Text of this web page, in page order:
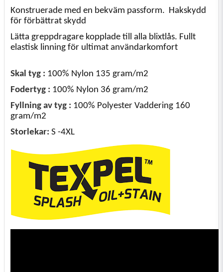
Konstruerade med en bekväm passform. Hakskydd
för förbättrat skydd
Lätta greppdragare kopplade till alla blixtlås. Fullt
elastisk linning för ultimat användarkomfort
Skal tyg : 100% Nylon 135 gram/m2
Fodertyg : 100% Nylon 36 gram/m2
Fyllning av tyg : 100% Polyester Vaddering 160
gram/m2
Storlekar: S -4XL